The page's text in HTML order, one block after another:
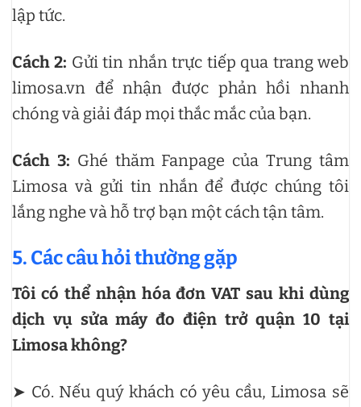
lập tức.
Cách 2: Gửi tin nhắn trực tiếp qua trang web
limosa.vn để nhận được phản hồi nhanh
chóng và giải đáp mọi thắc mắc của bạn.
Cách 3: Ghé thăm Fanpage của Trung tâm
Limosa và gửi tin nhắn để được chúng tôi
lắng nghe và hỗ trợ bạn một cách tận tâm.
5. Các câu hỏi thường gặp
Tôi có thể nhận hóa đơn VAT sau khi dùng
dịch vụ sửa máy đo điện trở quận 10 tại
Limosa không?
➤ Có. Nếu quý khách có yêu cầu, Limosa sẽ